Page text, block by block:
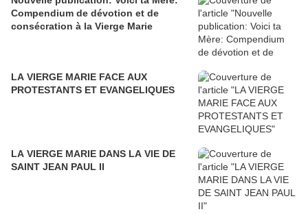
Compendium de dévotion et de
consécration à la Vierge Marie
LA VIERGE MARIE FACE AUX
PROTESTANTS ET EVANGELIQUES
LA VIERGE MARIE DANS LA VIE DE
SAINT JEAN PAUL II